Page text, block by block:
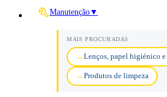
Manutenção ▼
MAIS PROCURADAS
Lenços, papel higiénico
Produtos de limpeza